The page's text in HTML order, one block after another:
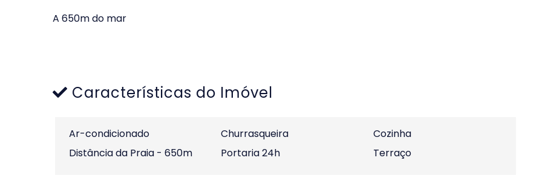
A 650m do mar
Características do Imóvel
Ar-condicionado Churrasqueira
Cozinha
Distância da Praia - 650m
Portaria 24h Terraço